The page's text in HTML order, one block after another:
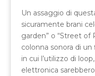
Un assaggio di
sicuramente brani
garden” o “Street of
colonna sonora di un
in cui l’utilizzo di
elettronica